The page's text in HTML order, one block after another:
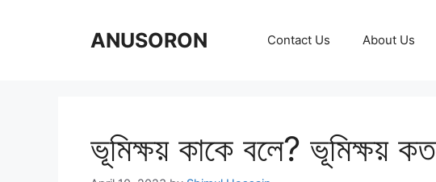
ANUSORON Contact Us About Us
ভূমিক্ষয় কাকে বলে? ভূমিক্ষয়